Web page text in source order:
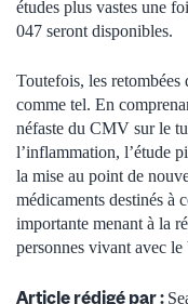
études plus vastes une
047 seront disponibles.
Toutefois, les retombées
comme tel. En
néfaste du CMV sur le
l’inflammation, l’étude
la mise au point de
médicaments destinés à
importante menant à la
personnes vivant avec
Article rédigé par :